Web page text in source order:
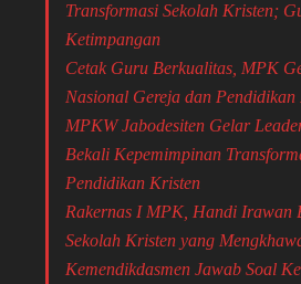
Transformasi Sekolah Kristen;
Ketimpangan
Cetak Guru Berkualitas, MPK
Nasional Gereja dan Pendidikan
MPKW Jabodesiten Gelar
Bekali Kepemimpinan
Pendidikan Kristen
Rakernas I MPK, Handi Irawan
Sekolah Kristen yang
Kemendikdasmen Jawab Soal